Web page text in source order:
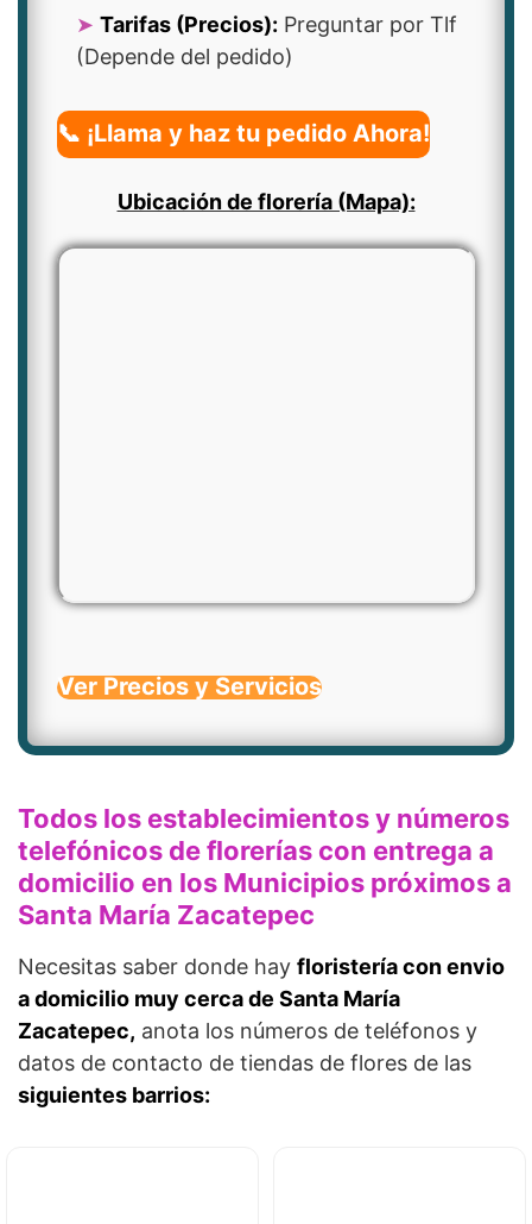
Tarifas (Precios): Preguntar por Tlf
(Depende del pedido)
📞 ¡Llama y haz tu pedido Ahora!
Ubicación de florería (Mapa):
Ver Precios y Servicios
Todos los establecimientos y números
telefónicos de florerías con entrega a
domicilio en los Municipios próximos a
Santa María Zacatepec
Necesitas saber donde hay floristería con envio
a domicilio muy cerca de Santa María
Zacatepec, anota los números de teléfonos y
datos de contacto de tiendas de flores de las
siguientes barrios: